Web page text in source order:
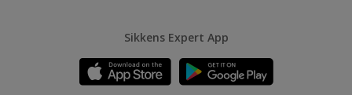
Sikkens Expert App